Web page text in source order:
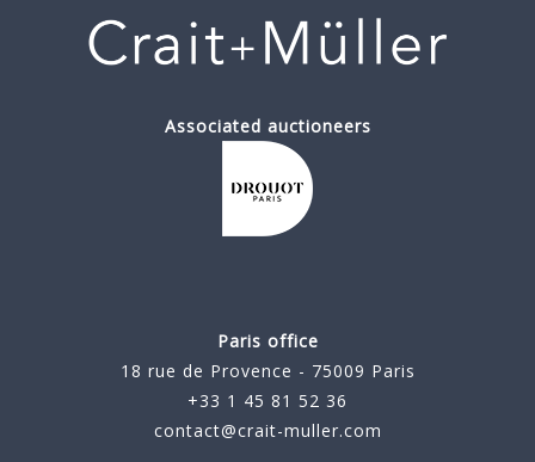
Associated auctioneers
Paris office
18 rue de Provence - 75009 Paris
+33 1 45 81 52 36
contact@crait-muller.com